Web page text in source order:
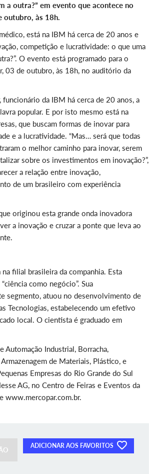
a outra?” em evento que acontece no
outubro, às 18h.
está na IBM há cerca de 20 anos e
competição e lucratividade: o que uma
O evento está programado para o
03 de outubro, às 18h, no auditório da
funcionário da IBM há cerca de 20 anos, a
popular. E por isto mesmo está na
que buscam formas de inovar para
e a lucratividade. “Mas… será que todas
o melhor caminho para inovar, serem
sobre os investimentos em inovação?”,
a relação entre inovação,
de um brasileiro com experiência
originou esta grande onda inovadora
a inovação e cruzar a ponte que leva ao
filial brasileira da companhia. Esta
como negócio”. Sua
segmento, atuou no desenvolvimento de
Tecnologias, estabelecendo um efetivo
local. O cientista é graduado em
Automação Industrial, Borracha,
de Materiais, Plástico, e
Empresas do Rio Grande do Sul
AG, no Centro de Feiras e Eventos da
www.mercopar.com.br.
ADICIONAR AOS FAVORITOS